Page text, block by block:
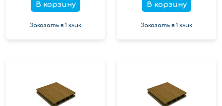
В корзину
Заказать в 1 клик
В корзину
Заказать в 1 клик